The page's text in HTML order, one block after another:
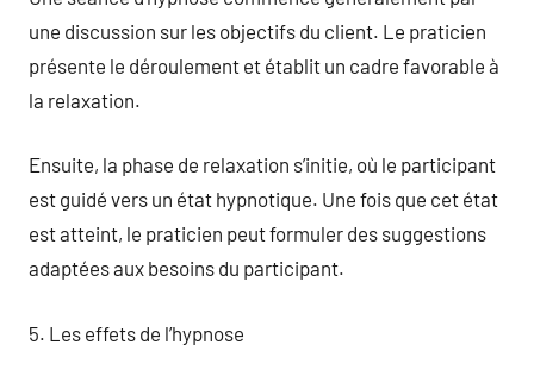
une discussion sur les objectifs du client. Le praticien
présente le déroulement et établit un cadre favorable à
la relaxation.
Ensuite, la phase de relaxation s’initie, où le participant
est guidé vers un état hypnotique. Une fois que cet état
est atteint, le praticien peut formuler des suggestions
adaptées aux besoins du participant.
5. Les effets de l’hypnose